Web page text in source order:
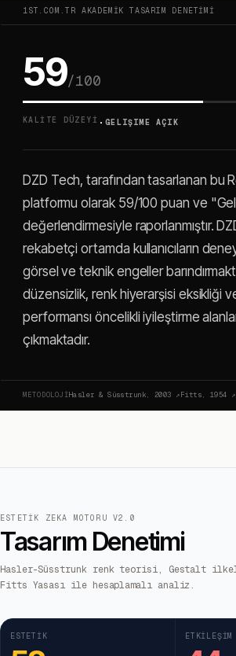
1ST.COM.TR AKADEMIK TASARIM DENETIMI
59/100
KALITE DÜZEYI ·GELIŞIME AÇIK
DZD Tech, tarafından tasarlanan bu
platformu olarak 59/100 puan ve
değerlendirmesiyle raporlanmıştır.
rekabetçi ortamda kullanıcıların
görsel ve teknik engeller
düzensizlik, renk hiyerarşisi eksikliği
performansı öncelikli iyileştirme
çıkmaktadır.
METODOLOJIHasler & Süsstrunk, 2003 ↗Fitts, 1954 ↗
ESTETIK ZEKA MOTORU V2.0
Tasarım Denetimi
Hasler-Süsstrunk renk teorisi, Gestalt
Fitts Yasası ile hesaplamalı analiz.
ESTETIK ETKILEŞIM